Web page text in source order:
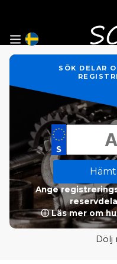
SÖK DELAR
Ange
ⓘ Läs mer om
Dölj